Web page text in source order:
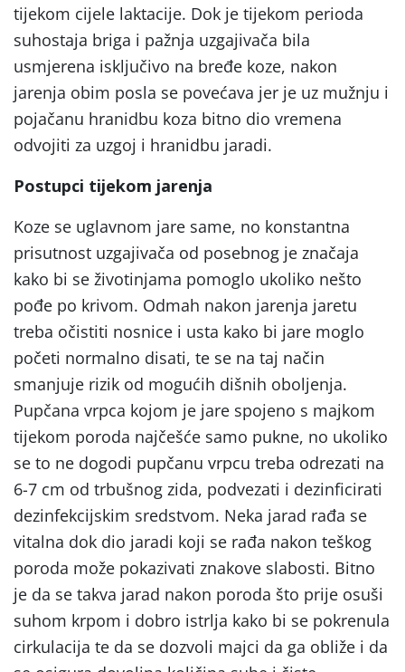
tijekom cijele laktacije. Dok je tijekom perioda
suhostaja briga i pažnja uzgajivača bila
usmjerena isključivo na bređe koze, nakon
jarenja obim posla se povećava jer je uz mužnju i
pojačanu hranidbu koza bitno dio vremena
odvojiti za uzgoj i hranidbu jaradi.
Postupci tijekom jarenja
Koze se uglavnom jare same, no konstantna
prisutnost uzgajivača od posebnog je značaja
kako bi se životinjama pomoglo ukoliko nešto
pođe po krivom. Odmah nakon jarenja jaretu
treba očistiti nosnice i usta kako bi jare moglo
početi normalno disati, te se na taj način
smanjuje rizik od mogućih dišnih oboljenja.
Pupčana vrpca kojom je jare spojeno s majkom
tijekom poroda najčešće samo pukne, no ukoliko
se to ne dogodi pupčanu vrpcu treba odrezati na
6-7 cm od trbušnog zida, podvezati i dezinficirati
dezinfekcijskim sredstvom. Neka jarad rađa se
vitalna dok dio jaradi koji se rađa nakon teškog
poroda može pokazivati znakove slabosti. Bitno
je da se takva jarad nakon poroda što prije osuši
suhom krpom i dobro istrlja kako bi se pokrenula
cirkulacija te da se dozvoli majci da ga obliže i da